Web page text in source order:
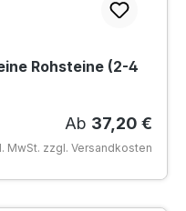
Rohsteine (2-4
Regulärer
Ab 37,20 €
MwSt. zzgl. Versandkosten